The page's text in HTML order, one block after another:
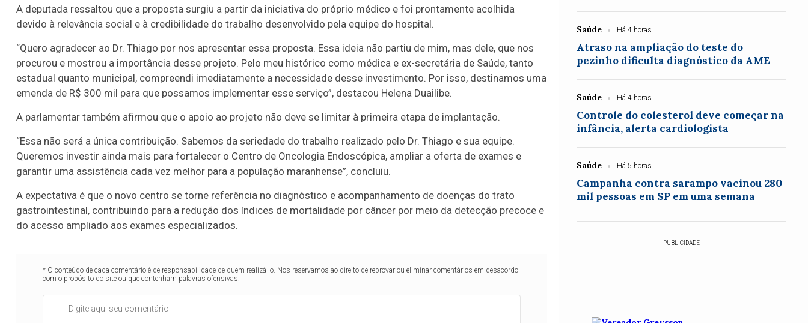
A deputada ressaltou que a proposta surgiu a partir da iniciativa do próprio médico e foi prontamente acolhida
devido à relevância social e à credibilidade do trabalho desenvolvido pela equipe do hospital.
“Quero agradecer ao Dr. Thiago por nos apresentar essa proposta. Essa ideia não partiu de mim, mas dele, que nos
procurou e mostrou a importância desse projeto. Pelo meu histórico como médica e ex-secretária de Saúde, tanto
estadual quanto municipal, compreendi imediatamente a necessidade desse investimento. Por isso, destinamos uma
emenda de R$ 300 mil para que possamos implementar esse serviço”, destacou Helena Duailibe.
A parlamentar também afirmou que o apoio ao projeto não deve se limitar à primeira etapa de implantação.
“Essa não será a única contribuição. Sabemos da seriedade do trabalho realizado pelo Dr. Thiago e sua equipe.
Queremos investir ainda mais para fortalecer o Centro de Oncologia Endoscópica, ampliar a oferta de exames e
garantir uma assistência cada vez melhor para a população maranhense”, concluiu.
A expectativa é que o novo centro se torne referência no diagnóstico e acompanhamento de doenças do trato
gastrointestinal, contribuindo para a redução dos índices de mortalidade por câncer por meio da detecção precoce e
do acesso ampliado aos exames especializados.
* O conteúdo de cada comentário é de responsabilidade de quem realizá-lo. Nos reservamos ao direito de reprovar ou eliminar comentários em desacordo
com o propósito do site ou que contenham palavras ofensivas.
Saúde Há 4 horas
Atraso na ampliação do teste do
pezinho dificulta diagnóstico da AME
Saúde Há 4 horas
Controle do colesterol deve começar na
infância, alerta cardiologista
Saúde Há 5 horas
Campanha contra sarampo vacinou 280
mil pessoas em SP em uma semana
PUBLICIDADE